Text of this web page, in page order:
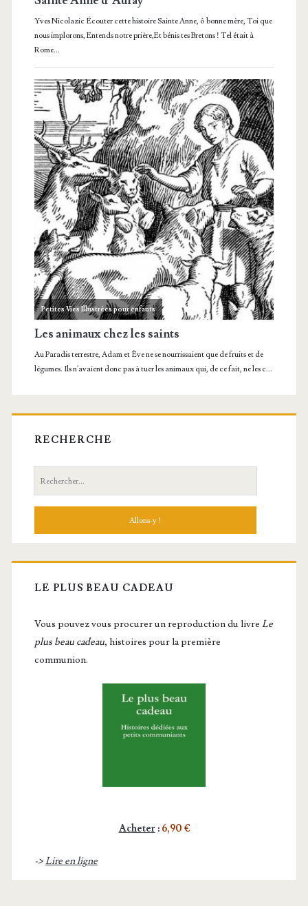
RECHERCHE
Recherche:
LE PLUS BEAU CADEAU
Vous pou­vez vous pro­cu­rer un repro­duc­tion du livre Le
plus beau cadeau, histoires pour la première
communion.
Acheter: 6,90 €
->Lire en ligne